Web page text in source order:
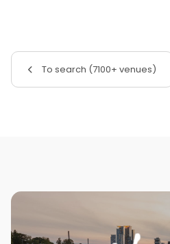
To search (7100+ venues)